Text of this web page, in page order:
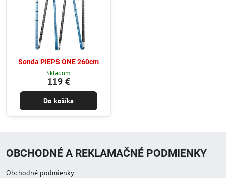
Sonda PIEPS ONE 260cm
Skladom
119 €
Do košíka
OBCHODNÉ A REKLAMAČNÉ PODMIENKY
Obchodné podmienky